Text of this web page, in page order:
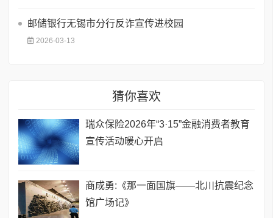
邮储银行无锡市分行反诈宣传进校园
2026-03-13
猜你喜欢
瑞众保险2026年“3·15”金融消费者教育
宣传活动暖心开启
商成勇:《那一面国旗——北川抗震纪念
馆广场记》